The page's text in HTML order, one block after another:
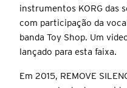
instrumentos KORG das
com participação da
banda Toy Shop. Um
lançado para esta faixa.
Em 2015, REMOVE